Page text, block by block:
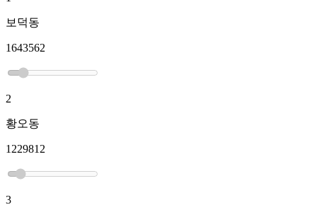
보덕동
1643562
2
황오동
1229812
3